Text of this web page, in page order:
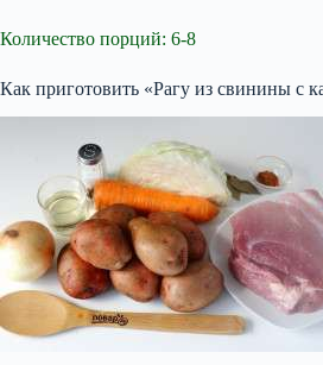
Количество порций: 6-8
Как приготовить «Рагу из свинины с